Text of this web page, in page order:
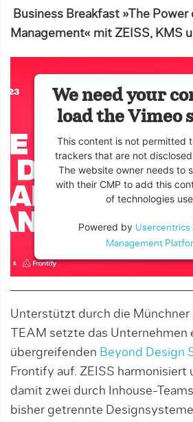
Business Breakfast »The
Management« mit ZEISS, KMS
We need your
load the Vimeo
This content is not permitted
trackers that are not
The website owner needs to
with their CMP to add this
of technologies
Powered by Usercentrics
Management
Unterstützt durch die Münchner
TEAM setzte das Unternehmen
übergreifenden Beyond De­sign
Frontify auf. ZEISS harmonisiert
damit zwei durch Inhouse-
bisher getrennte